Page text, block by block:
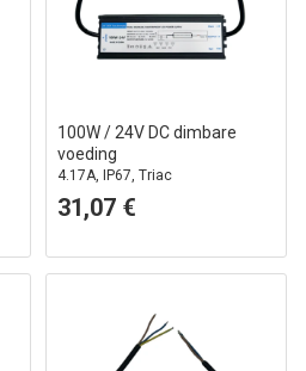
100W / 24V DC dimbare
voeding
4.17A, IP67, Triac
31,07 €